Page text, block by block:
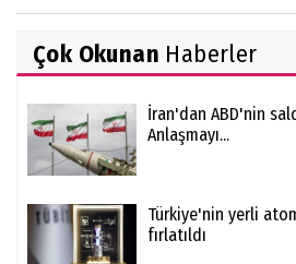
Çok Okunan Haberler
İran'dan ABD'nin
Anlaşmayı...
Türkiye'nin yerli
fırlatıldı